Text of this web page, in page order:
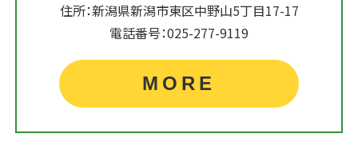
住所：新潟県新潟市東区中野山5丁目17-17
電話番号：025-277-9119
MORE